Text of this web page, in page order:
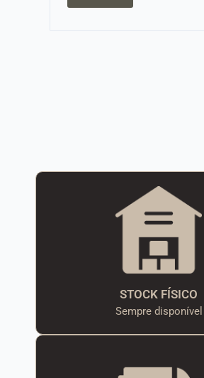
STOCK FÍSICO
Sempre disponível